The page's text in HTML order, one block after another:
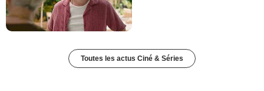
Toutes les actus Ciné & Séries